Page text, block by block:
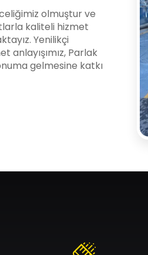
olmuştur ve
kaliteli hizmet
Yenilikçi
anlayışımız, Parlak
gelmesine katkı